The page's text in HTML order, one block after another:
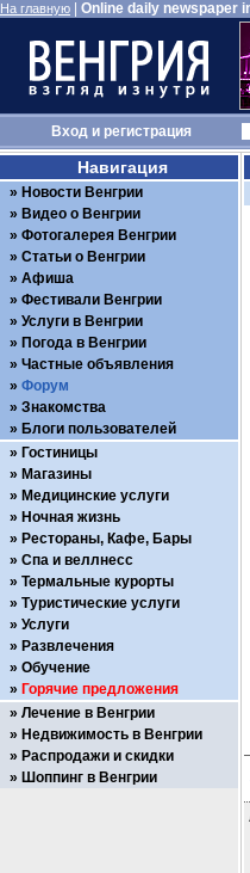
На главную Online daily newspaper
Входи регистрация
Навигация
Новости Венгрии
Видео о Венгрии
Фотогалерея Венгрии
Статьи о Венгрии
Афиша
Фестивали Венгрии
Услуги в Венгрии
Погода в Венгрии
Частные объявления
Форум
Знакомства
Блоги пользователей
Гостиницы
Магазины
Медицинские услуги
Ночная жизнь
Рестораны, Кафе, Бары
Спа и веллнесс
Термальные курорты
Туристические услуги
Услуги
Развлечения
Обучение
Горячие предложения
Лечение в Венгрии
Недвижимость в Венгрии
Распродажи и скидки
Шоппинг в Венгрии